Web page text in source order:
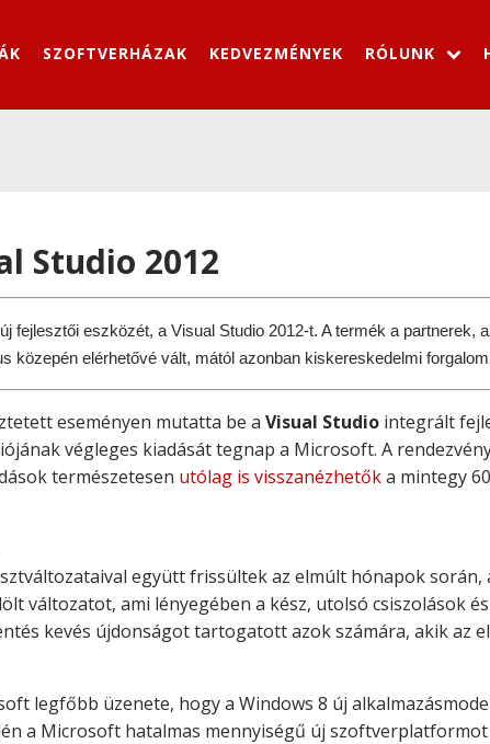
SZOFTVERHÁZAK KEDVEZMÉNYEK RÓLUNK
Studio 2012
fejlesztői eszközét, a Visual Studio 2012-t. A termék a partnerek,
közepén elérhetővé vált, mától azonban kiskereskedelmi
eseményen mutatta be a Visual Studio integrált
végleges kiadását tegnap a Microsoft. A
természetesen utólag is visszanézhetőka mintegy
együtt frissültek az elmúlt hónapok
változatot, ami lényegében a kész, utolsó csiszolások
kevés újdonságot tartogatott azok számára, akik az
legfőbb üzenete, hogy a Windows 8 új
a Microsoft hatalmas mennyiségű új szoftverplatformot